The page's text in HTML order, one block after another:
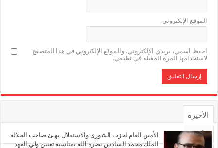
الموقع الإلكتروني
احفظ اسمي، بريدي الإلكتروني، والموقع الإلكتروني في هذا المتصفح
لاستخدامها المرة المقبلة في تعليقي.
الأخيرة
الأشهر
الأمين العام لحزب الشورى والاستقلال يهنئ صاحب الجلالة
الملك محمد السادس نصره الله بمناسبة تعيين ولي العهد